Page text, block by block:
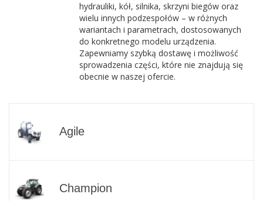
hydrauliki, kół, silnika, skrzyni biegów oraz
wielu innych podzespołów – w różnych
wariantach i parametrach, dostosowanych
do konkretnego modelu urządzenia.
Zapewniamy szybką dostawę i możliwość
sprowadzenia części, które nie znajdują się
obecnie w naszej ofercie.
Agile
Champion